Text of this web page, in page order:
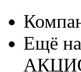
Ещё